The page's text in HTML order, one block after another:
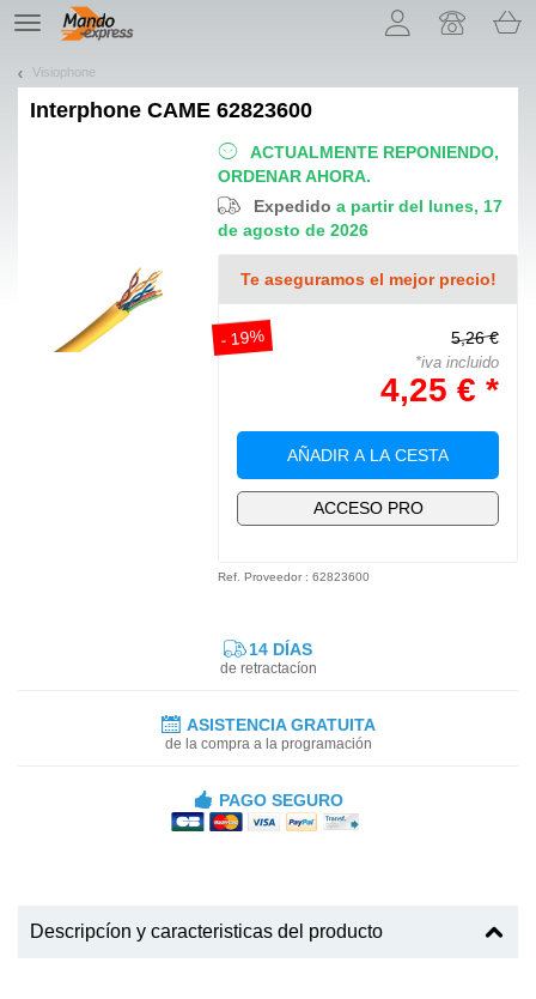
TE
navigation
Visiophone
Interphone CAME 62823600
ACTUALMENTE REPONIENDO,
ORDENAR AHORA.
Expedidoa partir del lunes, 17
de agosto de 2026
Te aseguramos el mejor precio!
- 19% 5,26 €
*iva incluido
4,25 € *
AÑADIR A LA CESTA
ACCESO PRO
Ref. Proveedor : 62823600
14 DÍAS
de retractacíon
ASISTENCIA GRATUITA
de la compra a la programación
PAGO SEGURO
Descripcíon y caracteristicas del producto
¡Permítenos presentarte nuestras cookies!